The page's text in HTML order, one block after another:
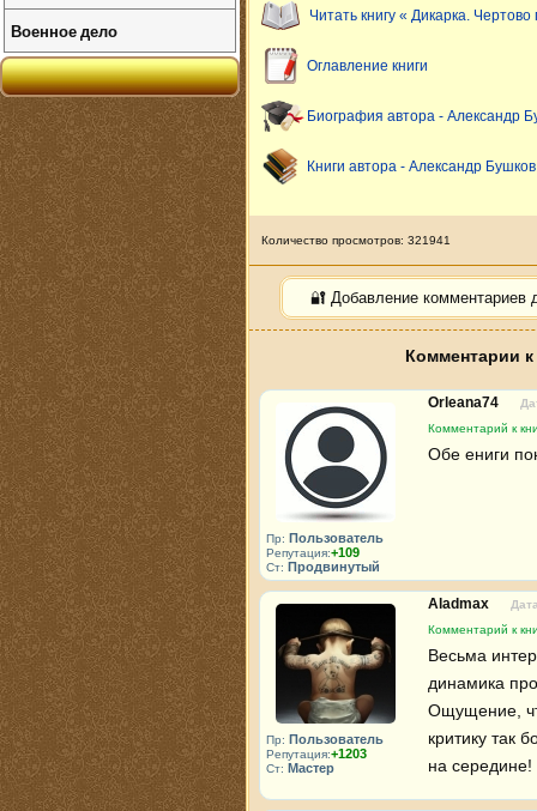
Читать книгу « Дикарка.
Оглавление книги
Биография автора - Александр
Книги автора - Александр Бушков
Количество просмотров: 321941
🔐 Добавление комментариев
Комментарии
Пр: Пользователь
Репутация:+109
Ст: Продвинутый
Orleana74
Комментарий к
Обе ениги
Пр: Пользователь
Репутация:+1203
Ст: Мастер
Aladmax
Комментарий к
Весьма
динамика
Ощущение,
критику так
на середине!
Военное дело